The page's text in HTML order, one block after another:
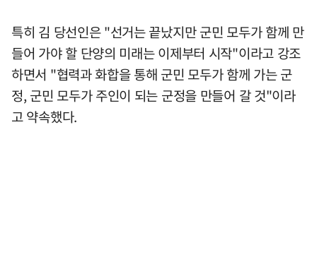
특히 김 당선인은 "선거는 끝났지만 군민 모두가 함께 만
들어 가야 할 단양의 미래는 이제부터 시작"이라고 강조
하면서 "협력과 화합을 통해 군민 모두가 함께 가는 군
정, 군민 모두가 주인이 되는 군정을 만들어 갈 것"이라
고 약속했다.